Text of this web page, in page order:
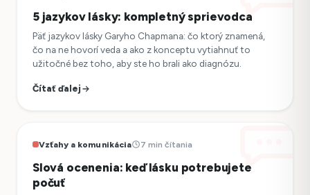
5 jazykov lásky: kompletný sprievodca
Päť jazykov lásky Garyho Chapmana: čo ktorý znamená,
čo na ne hovorí veda a ako z konceptu vytiahnuť to
užitočné bez toho, aby ste ho brali ako diagnózu.
Čítať ďalej
Vzťahy a komunikácia 7 min čítania
Slová ocenenia: keď lásku potrebujete
počuť